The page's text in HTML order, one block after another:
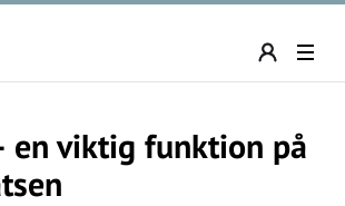
en viktig funktion på